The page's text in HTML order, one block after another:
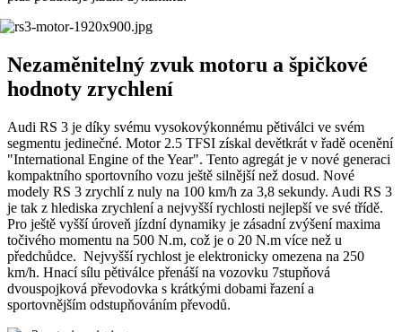
Nezaměnitelný zvuk motoru a špičkové
hodnoty zrychlení
Audi RS 3 je díky svému vysokovýkonnému pětiválci ve svém
segmentu jedinečné. Motor 2.5 TFSI získal devětkrát v řadě ocenění
"International Engine of the Year". Tento agregát je v nové generaci
kompaktního sportovního vozu ještě silnější než dosud. Nové
modely RS 3 zrychlí z nuly na 100 km/h za 3,8 sekundy. Audi RS 3
je tak z hlediska zrychlení a nejvyšší rychlosti nejlepší ve své třídě.
Pro ještě vyšší úroveň jízdní dynamiky je zásadní zvýšení maxima
točivého momentu na 500 N.m, což je o 20 N.m více než u
předchůdce. Nejvyšší rychlost je elektronicky omezena na 250
km/h. Hnací sílu pětiválce přenáší na vozovku 7stupňová
dvouspojková převodovka s krátkými dobami řazení a
sportovnějším odstupňováním převodů.